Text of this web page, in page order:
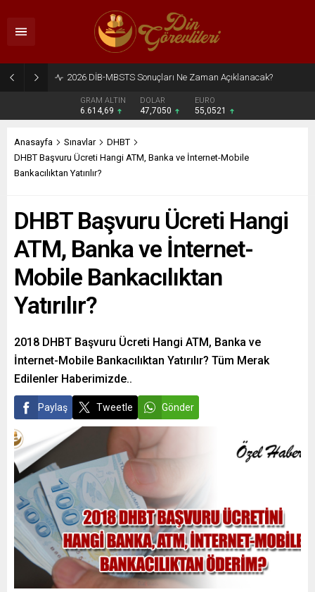
2026 DİB-MBSTS Ne Zaman?
GRAM ALTIN
6.614,69
DOLAR
47,7050
EURO
55,0521
Anasayfa Sınavlar
DHBT
DHBT Başvuru Ücreti Hangi ATM, Banka ve İnternet-Mobile
Bankacılıktan Yatırılır?
DHBT Başvuru Ücreti Hangi
ATM, Banka ve İnternet-
Mobile Bankacılıktan
Yatırılır?
2018 DHBT Başvuru Ücreti Hangi ATM, Banka ve
İnternet-Mobile Bankacılıktan Yatırılır? Tüm Merak
Edilenler Haberimizde..
Paylaş Tweetle Gönder